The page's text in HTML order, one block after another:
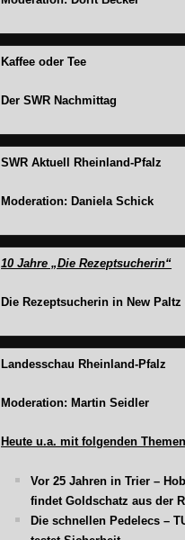
Kaffee oder Tee
Der SWR Nachmittag
SWR Aktuell Rheinland-Pfalz
Moderation: Daniela Schick
10 Jahre „Die Rezeptsucherin“
Die Rezeptsucherin in New Paltz
Landesschau Rheinland-Pfalz
Moderation: Martin Seidler
Heute u.a. mit folgenden
Vor 25 Jahren in Trier –
findet Goldschatz aus der
Die schnellen Pedelecs –